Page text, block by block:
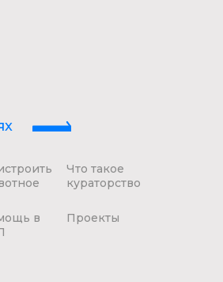
Что такое
кураторство
в
Проекты